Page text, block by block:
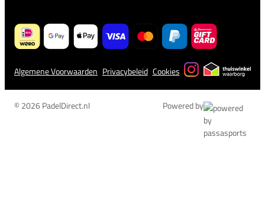
Algemene Voorwaarden Privacybeleid Cookies
© 2026 PadelDirect.nl Powered by